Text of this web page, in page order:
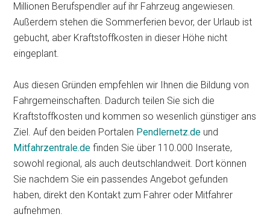
Millionen Berufspendler auf ihr Fahrzeug angewiesen.
Außerdem stehen die Sommerferien bevor, der Urlaub ist
gebucht, aber Kraftstoffkosten in dieser Höhe nicht
eingeplant.
Aus diesen Gründen empfehlen wir Ihnen die Bildung von
Fahrgemeinschaften. Dadurch teilen Sie sich die
Kraftstoffkosten und kommen so wesenlich günstiger ans
Ziel. Auf den beiden Portalen Pendlernetz.de und
Mitfahrzentrale.de finden Sie über 110.000 Inserate,
sowohl regional, als auch deutschlandweit. Dort können
Sie nachdem Sie ein passendes Angebot gefunden
haben, direkt den Kontakt zum Fahrer oder Mitfahrer
aufnehmen.